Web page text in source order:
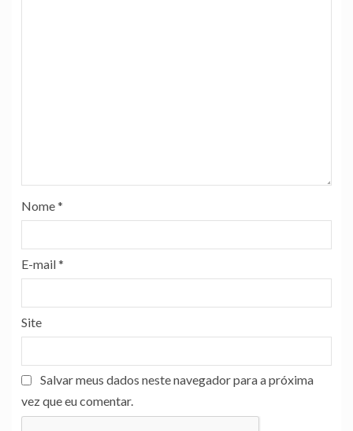
Nome*
E-mail*
Site
Salvar meus dados neste navegador para a próxima
vez que eu comentar.